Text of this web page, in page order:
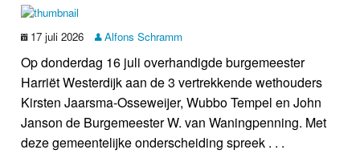
17 juli 2026 Alfons Schramm
Op donderdag 16 juli overhandigde burgemeester
Harriët Westerdijk aan de 3 vertrekkende wethouders
Kirsten Jaarsma-Osseweijer, Wubbo Tempel en John
Janson de Burgemeester W. van Waningpenning. Met
deze gemeentelijke onderscheiding spreek . . .